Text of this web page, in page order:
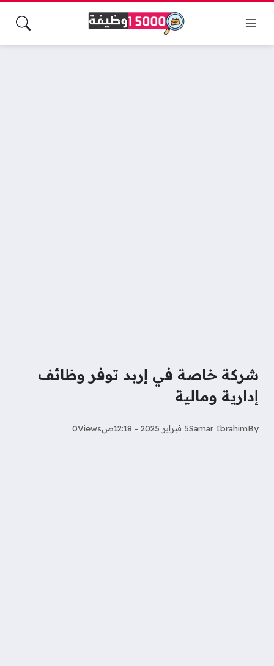
شركة خاصة في إربد توفر وظائف
إدارية ومالية
By
Samar Ibrahim5 فبراير 2025 - 12:18ص Views
0